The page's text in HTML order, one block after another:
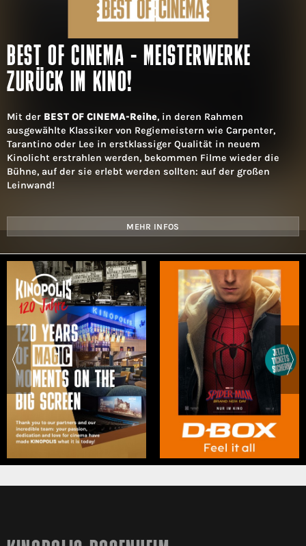
BEST OF CINEMA - MEISTERWERKE
ZURÜCK IM KINO!
Mit der BEST OF CINEMA-Reihe, in deren Rahmen
ausgewählte Klassiker von Regiemeistern wie Carpenter,
Tarantino oder Lee in erstklassiger Qualität in neuem
Kinolicht erstrahlen werden, bekommen Filme wieder die
Bühne, auf der sie erlebt werden sollten: auf der großen
Leinwand!
MEHR INFOS